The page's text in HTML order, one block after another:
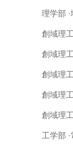
理学部
創域理
創域理
創域理
創域理
創域理
工学部